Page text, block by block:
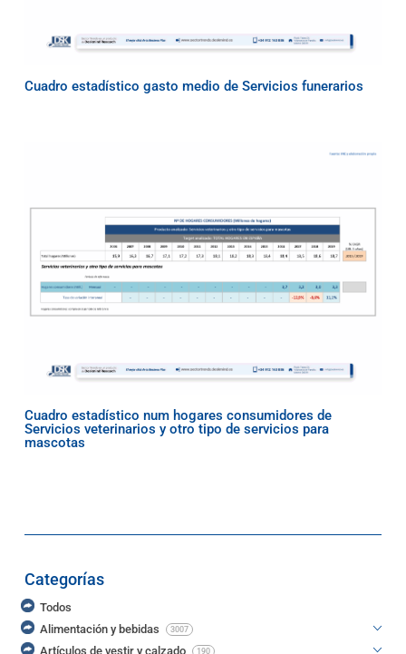
Cuadro estadístico gasto medio de Servicios funerarios
Cuadro estadístico num hogares consumidores de
Servicios veterinarios y otro tipo de servicios para
mascotas
Categorías
Todos
Alimentación y bebidas
3007
Artículos de vestir y calzado 190